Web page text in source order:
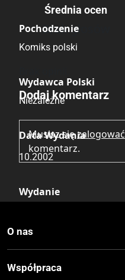
Pochodzenie
Komiks polski
Wydawca Polski
Niezależne
Data Wydania
10.2002
Wydanie
Czerń / Biel
Średnia ocen
Brak głosów
Dodaj komentarz
Musisz sięzalogować
komentarz.
O nas
Współpraca